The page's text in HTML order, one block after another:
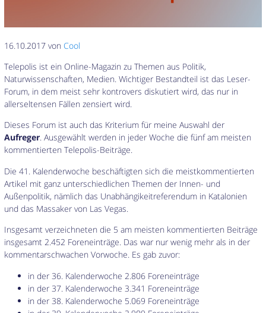
16.10.2017 vonCool
Telepolis ist ein Online-Magazin zu Themen aus Politik,
Naturwissenschaften, Medien. Wichtiger Bestandteil ist das Leser-
Forum, in dem meist sehr kontrovers diskutiert wird, das nur in
allerseltensen Fällen zensiert wird.
Dieses Forum ist auch das Kriterium für meine Auswahl der
Aufreger. Ausgewählt werden in jeder Woche die fünf am meisten
kommentierten Telepolis-Beiträge.
Die 41. Kalenderwoche beschäftigten sich die meistkommentierten
Artikel mit ganz unterschiedlichen Themen der Innen- und
Außenpolitik, nämlich das Unabhängikeitreferendum in Katalonien
und das Massaker von Las Vegas.
Insgesamt verzeichneten die 5 am meisten kommentierten Beiträge
insgesamt 2.452 Foreneinträge. Das war nur wenig mehr als in der
kommentarschwachen Vorwoche. Es gab zuvor:
in der 36. Kalenderwoche 2.806 Foreneinträge
in der 37. Kalenderwoche 3.341 Foreneinträge
in der 38. Kalenderwoche 5.069 Foreneinträge